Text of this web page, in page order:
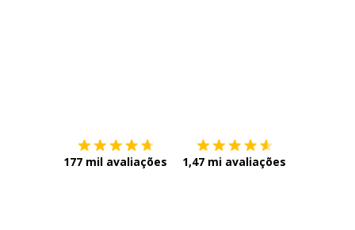
177 mil avaliações 1,47 mi avaliações